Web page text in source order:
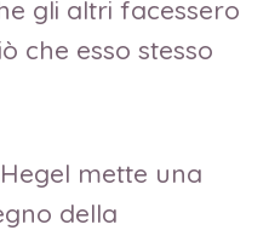
gli altri facessero
che esso stesso
mette una
della